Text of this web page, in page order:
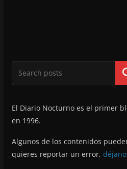
El Diario Nocturno es el primer
en 1996.
Algunos de los contenidos
quieres reportar un error,